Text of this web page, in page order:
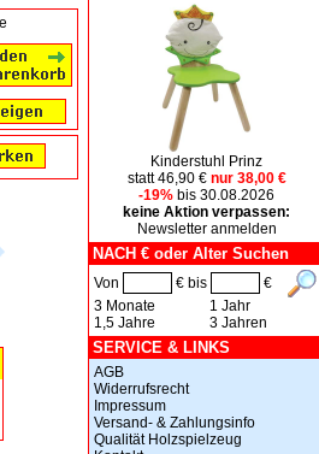
Kinderstuhl Prinz
statt 46,90 €nur 38,00 €
-19% bis 30.08.2026
keine Aktion verpassen:
Newsletter anmelden
NACH € oder Alter Suchen
Von € bis
€
3 Monate
1,5 Jahre
1 Jahr
3 Jahren
SERVICE & LINKS
AGB
Widerrufsrecht
Impressum
Versand- & Zahlungsinfo
Qualität Holzspielzeug